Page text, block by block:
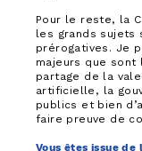
Pour le reste, la
les grands sujets
prérogatives. Je
majeurs que sont
partage de la
artificielle, la
publics et bien
faire preuve de
Vous êtes issue